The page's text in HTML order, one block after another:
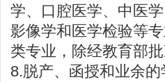
学、口腔医学、中医
影像学和医学检验等
类专业，除经教育部
8.脱产、函授和业余